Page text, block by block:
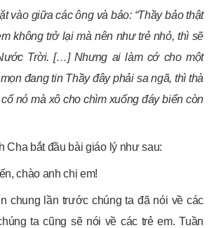
vào giữa các ông và bảo: “Thầy bảo thật
không trở lại mà nên như trẻ nhỏ, thì sẽ
Trời. […] Nhưng ai làm cớ cho một
đang tin Thầy đây phải sa ngã, thì thà
nó mà xô cho chìm xuống đáy biển còn
Cha bắt đầu bài giáo lý như sau:
chào anh chị em!
chung lần trước chúng ta đã nói về các
ta cũng sẽ nói về các trẻ em. Tuần